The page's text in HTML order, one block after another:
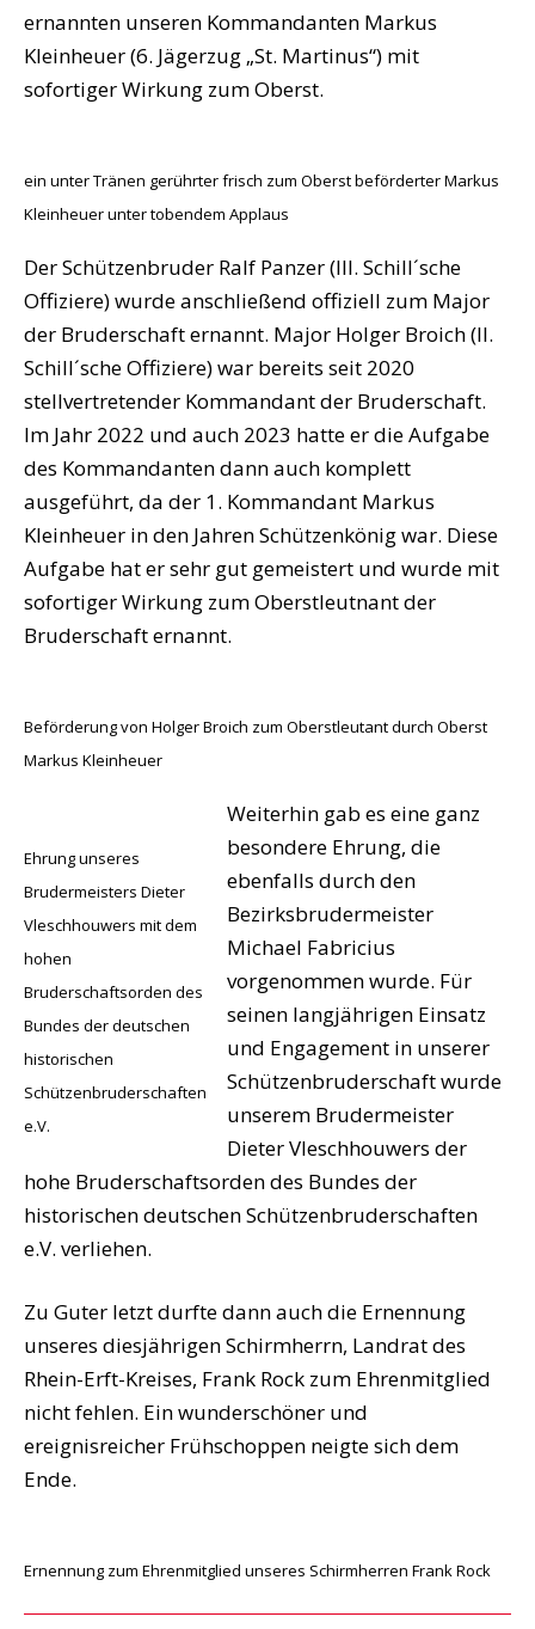
ernannten unseren Kommandanten Markus
Kleinheuer (6. Jägerzug „St. Martinus“) mit
sofortiger Wirkung zum Oberst.
ein unter Tränen gerührter frisch zum Oberst beförderter Markus
Kleinheuer unter tobendem Applaus
Der Schützenbruder Ralf Panzer (III. Schill´sche
Offiziere) wurde anschließend offiziell zum Major
der Bruderschaft ernannt. Major Holger Broich (II.
Schill´sche Offiziere) war bereits seit 2020
stellvertretender Kommandant der Bruderschaft.
Im Jahr 2022 und auch 2023 hatte er die Aufgabe
des Kommandanten dann auch komplett
ausgeführt, da der 1. Kommandant Markus
Kleinheuer in den Jahren Schützenkönig war. Diese
Aufgabe hat er sehr gut gemeistert und wurde mit
sofortiger Wirkung zum Oberstleutnant der
Bruderschaft ernannt.
Beförderung von Holger Broich zum Oberstleutant durch Oberst
Markus Kleinheuer
Ehrung unseres
Brudermeisters Dieter
Vleschhouwers mit dem
hohen
Bruderschaftsorden des
Bundes der deutschen
historischen
Schützenbruderschaften
e.V.
Weiterhin gab es eine ganz
besondere Ehrung, die
ebenfalls durch den
Bezirksbrudermeister
Michael Fabricius
vorgenommen wurde. Für
seinen langjährigen Einsatz
und Engagement in unserer
Schützenbruderschaft wurde
unserem Brudermeister
Dieter Vleschhouwers der
hohe Bruderschaftsorden des Bundes der
historischen deutschen Schützenbruderschaften
e.V. verliehen.
Zu Guter letzt durfte dann auch die Ernennung
unseres diesjährigen Schirmherrn, Landrat des
Rhein-Erft-Kreises, Frank Rock zum Ehrenmitglied
nicht fehlen. Ein wunderschöner und
ereignisreicher Frühschoppen neigte sich dem
Ende.
Ernennung zum Ehrenmitglied unseres Schirmherren Frank Rock